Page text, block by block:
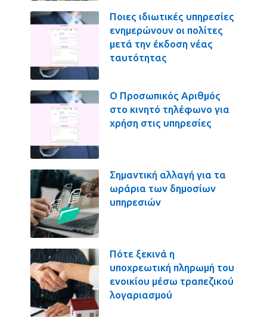
Ποιες ιδιωτικές υπηρεσίες
ενημερώνουν οι πολίτες
μετά την έκδοση νέας
ταυτότητας
Ο Προσωπικός Αριθμός
στο κινητό τηλέφωνο για
χρήση στις υπηρεσίες
Σημαντική αλλαγή για τα
ωράρια των δημοσίων
υπηρεσιών
Πότε ξεκινά η
υποχρεωτική πληρωμή του
ενοικίου μέσω τραπεζικού
λογαριασμού